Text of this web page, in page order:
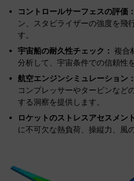
コントロールサーフェスの評価：
ン、スタビライザーの強度を飛
す。
宇宙船の耐久性チェック： 複合
分析して、宇宙条件での信頼性
航空エンジンシミュレーション：
コンプレッサーやタービンなど
する洞察を提供します。
ロケットのストレスアセスメン
に不可欠な熱負荷、操縦力、風